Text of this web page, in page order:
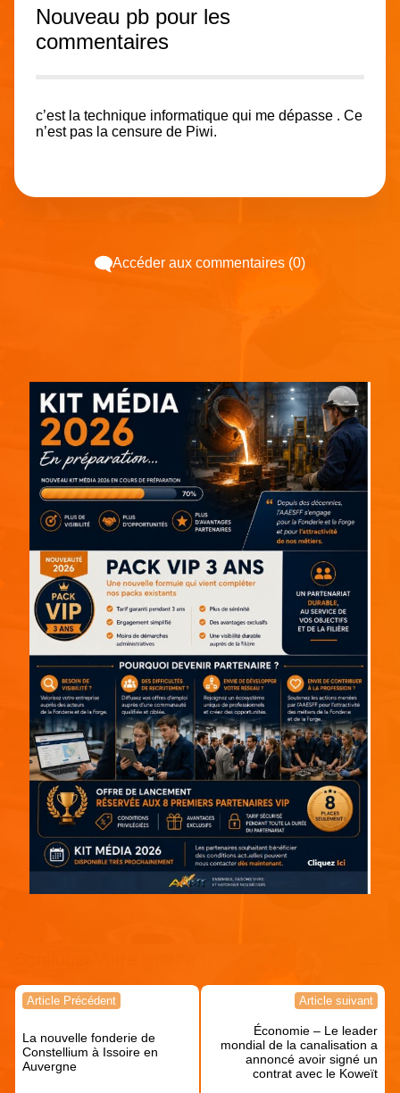
Nouveau pb pour les
commentaires
c’est la technique informatique qui me dépasse . Ce
n’est pas la censure de Piwi.
Accéder aux commentaires (0)
Navigation
l’article
Article Précédent
La nouvelle fonderie de
Constellium à Issoire en
Auvergne
Article suivant
Économie – Le leader
mondial de la canalisation a
annoncé avoir signé un
contrat avec le Koweït